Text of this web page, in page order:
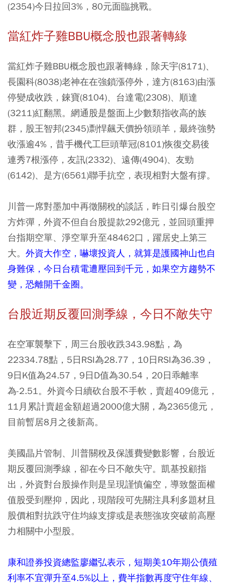
(2354)今日拉回3%，80元面臨挑戰。
當紅炸子雞BBU概念股也跟著轉綠
當紅炸子雞BBU概念股也跟著轉綠，除天宇(8171)、
長園科(8038)老神在在強鎖漲停外，達方(8163)由漲
停變成收跌，錸寶(8104)、台達電(2308)、順達
(3211)紅翻黑。網通股是盤面上少數類指收高的族
群，股王智邦(2345)剽悍飆天價扮領頭羊，最終強勢
收漲逾4%，昔手機代工巨頭華冠(8101)恢復交易後
連秀7根漲停，友訊(2332)、遠傳(4904)、友勁
(6142)、是方(6561)聯手抗空，表現相對大盤有撐。
川普一席對墨加中再徵關稅的談話，昨日引爆台股空
方炸彈，外資不但自台股提款292億元，並回頭重押
台指期空單、淨空單升至48462口，躍居史上第三
大。 外資大作空，嚇壞投資人，就算是護國神山也自
身難保，今日台積電遭壓回到千元，如果空方趨勢不
變，恐離開千金圈。
台股近期反覆回測季線，今日不敵失守
在空軍襲擊下，周三台股收跌343.98點，為
22334.78點，5日RSI為28.77，10日RSI為36.39，
9日K值為24.57，9日D值為30.54，20日乖離率
為-2.51。外資今日續砍台股不手軟，賣超409億元，
11月累計賣超金額超過2000億大關，為2365億元，
目前暫居8月之後新高。
美國晶片管制、川普關稅及保護費變數影響，台股近
期反覆回測季線，卻在今日不敵失守。凱基投顧指
出，外資對台股操作則是呈現謹慎偏空，導致盤面權
值股受到壓抑，因此，現階段可先關注具利多題材且
股價相對抗跌守住均線支撐或是表態強攻突破前高壓
力相關中小型股。
康和證券投資總監廖繼弘表示，短期美10年期公債殖
利率不宜彈升至4.5%以上，費半指數再度守住年線、